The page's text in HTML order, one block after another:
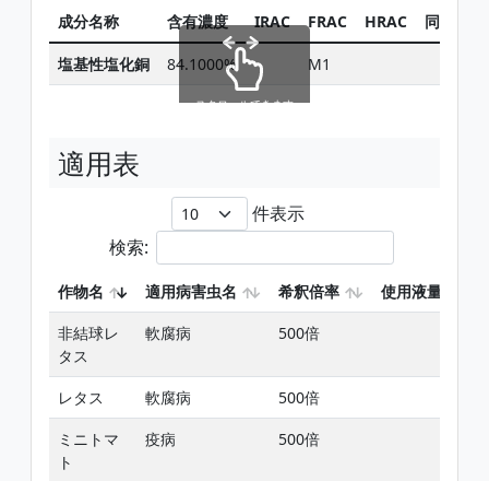
成分名称 含有濃度 IRAC FRAC HRAC 同じ有
塩基性塩化銅 84.1000% M1
スクロールできます
適用表
件表示
検索:
作物名 適用病害虫名 希釈倍率 使用液量
非結球レ
タス
軟腐病 500倍
レタス 軟腐病 500倍
ミニトマ
ト
疫病 500倍